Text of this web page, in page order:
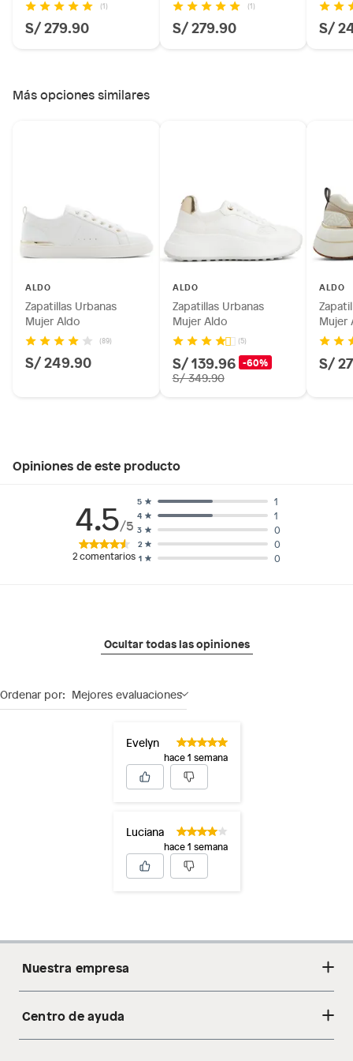
(1)
S/ 279.90
(1)
S/ 279.90 S/
Más opciones similares
ALDO
Zapatillas Urbanas
Mujer Aldo
(89)
S/ 249.90
ALDO
Zapatillas Urbanas
Mujer Aldo
(5)
S/ 139.96 -60%
S/ 349.90
ALDO
Mujer
S/
Opiniones de este producto
4.5/5
2comentarios 1 0
2 0
3 0
4 1
5 1
Ocultar todas las opiniones
Ordenar por: Mejores evaluaciones
Evelyn
hace 1 semana
Luciana
hace 1 semana
Nuestra empresa
Acerca de nosotros
Centro de ayuda